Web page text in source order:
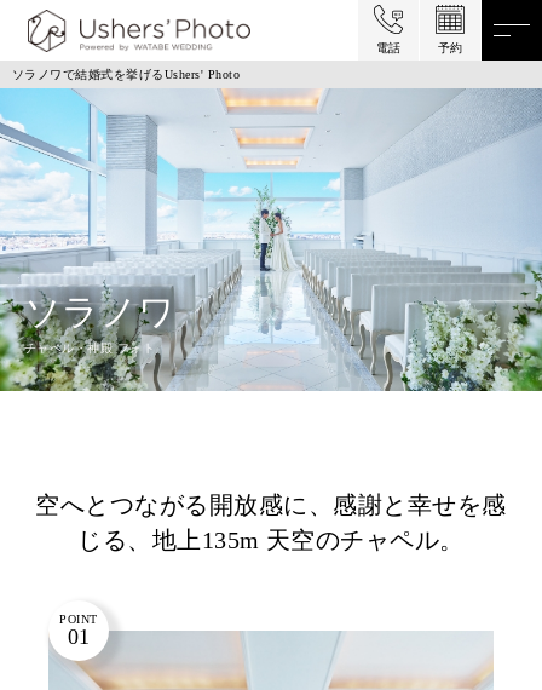
電話 予約
ソラノワで結婚式を挙げるUshers' Photo
ソラノワ
チャペル・神殿 フォト
空へとつながる開放感に、感謝と幸せを感
じる、地上135m 天空のチャペル。
POINT
01